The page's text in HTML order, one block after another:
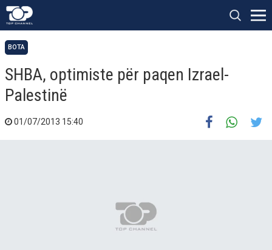
BOTA
SHBA, optimiste për paqen Izrael-
Palestinë
01/07/2013 15:40